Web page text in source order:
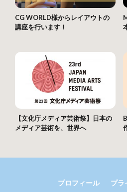
CG WORLD様からレイアウトの
講座を行います！
【文化庁メディア芸術祭】日本の
メディア芸術を、世界へ
プロフィール プラ